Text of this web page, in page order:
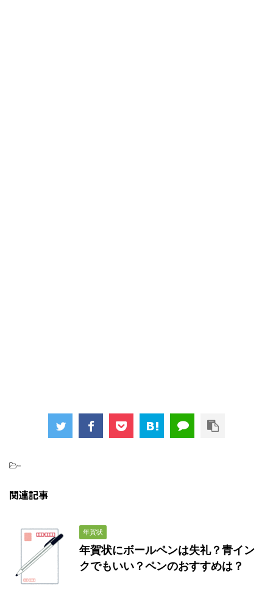
-
関連記事
年賀状
年賀状にボールペンは失礼？青イン
クでもいい？ペンのおすすめは？